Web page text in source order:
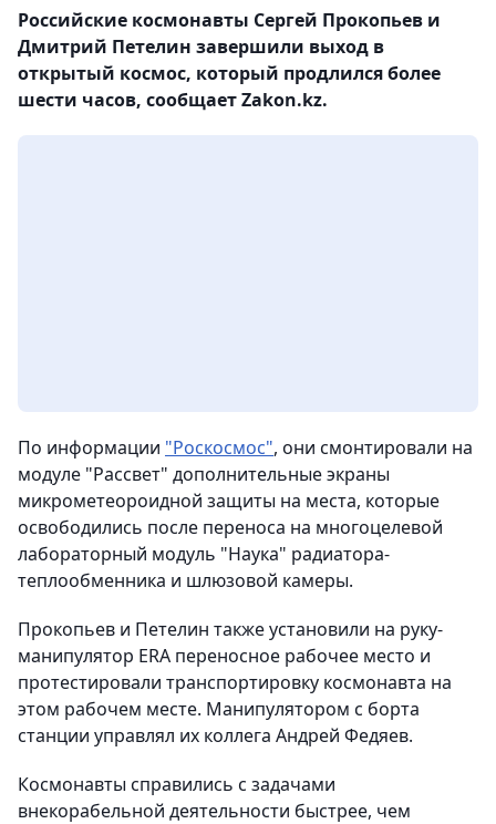
Российские космонавты Сергей Прокопьев и
Дмитрий Петелин завершили выход в
открытый космос, который продлился более
шести часов, сообщает Zakon.kz.
По информации "Роскосмос", они смонтировали на
модуле "Рассвет" дополнительные экраны
микрометеороидной защиты на места, которые
освободились после переноса на многоцелевой
лабораторный модуль "Наука" радиатора-
теплообменника и шлюзовой камеры.
Прокопьев и Петелин также установили на руку-
манипулятор ERA переносное рабочее место и
протестировали транспортировку космонавта на
этом рабочем месте. Манипулятором с борта
станции управлял их коллега Андрей Федяев.
Космонавты справились с задачами
внекорабельной деятельности быстрее, чем